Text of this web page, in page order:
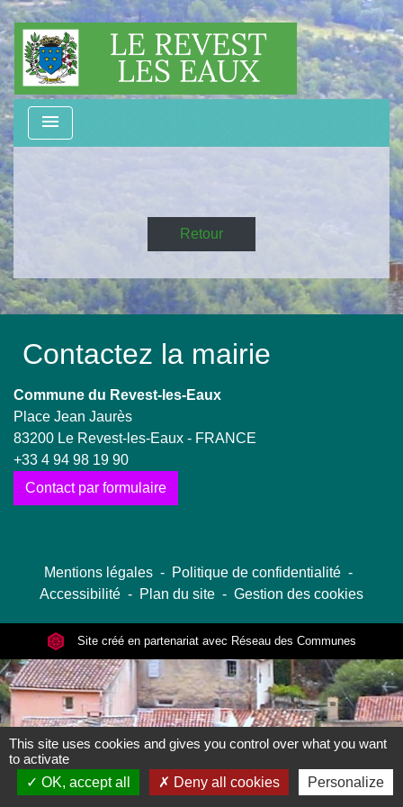
menu
Retour
Contactez la mairie
Commune du Revest-les-Eaux
Place Jean Jaurès
83200 Le Revest-les-Eaux - FRANCE
+33 4 94 98 19 90
Contact par formulaire
Mentions légales - Politique de confidentialité -
Accessibilité - Plan du site - Gestion des cookies
Site créé en partenariat avec Réseau des Communes
This site uses cookies and gives you control over what you want
to activate
OK, accept all
Deny all cookies Personalize